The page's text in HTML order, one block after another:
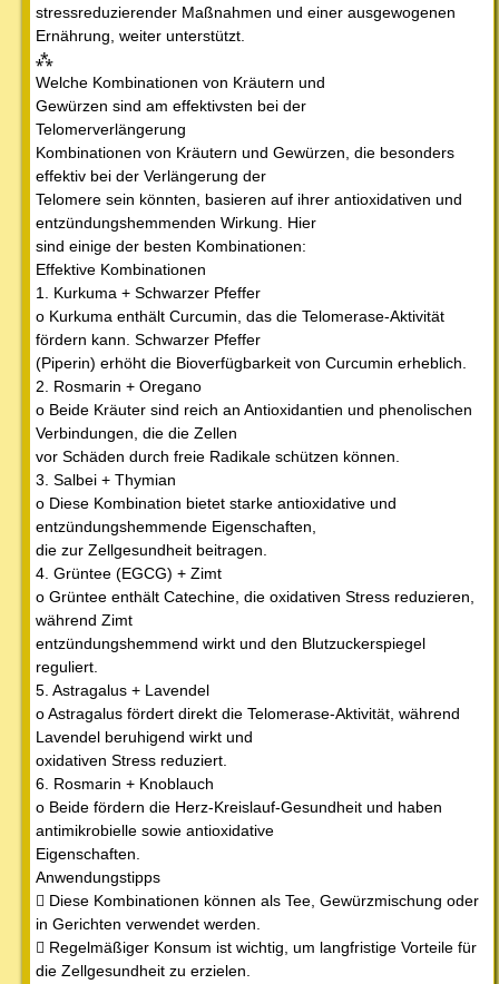
stressreduzierender Maßnahmen und einer ausgewogenen
Ernährung, weiter unterstützt.
⁂
Welche Kombinationen von Kräutern und
Gewürzen sind am effektivsten bei der
Telomerverlängerung
Kombinationen von Kräutern und Gewürzen, die besonders
effektiv bei der Verlängerung der
Telomere sein könnten, basieren auf ihrer antioxidativen und
entzündungshemmenden Wirkung. Hier
sind einige der besten Kombinationen:
Effektive Kombinationen
1. Kurkuma + Schwarzer Pfeffer
o Kurkuma enthält Curcumin, das die Telomerase-Aktivität
fördern kann. Schwarzer Pfeffer
(Piperin) erhöht die Bioverfügbarkeit von Curcumin erheblich.
2. Rosmarin + Oregano
o Beide Kräuter sind reich an Antioxidantien und phenolischen
Verbindungen, die die Zellen
vor Schäden durch freie Radikale schützen können.
3. Salbei + Thymian
o Diese Kombination bietet starke antioxidative und
entzündungshemmende Eigenschaften,
die zur Zellgesundheit beitragen.
4. Grüntee (EGCG) + Zimt
o Grüntee enthält Catechine, die oxidativen Stress reduzieren,
während Zimt
entzündungshemmend wirkt und den Blutzuckerspiegel
reguliert.
5. Astragalus + Lavendel
o Astragalus fördert direkt die Telomerase-Aktivität, während
Lavendel beruhigend wirkt und
oxidativen Stress reduziert.
6. Rosmarin + Knoblauch
o Beide fördern die Herz-Kreislauf-Gesundheit und haben
antimikrobielle sowie antioxidative
Eigenschaften.
Anwendungstipps
 Diese Kombinationen können als Tee, Gewürzmischung oder
in Gerichten verwendet werden.
 Regelmäßiger Konsum ist wichtig, um langfristige Vorteile für
die Zellgesundheit zu erzielen.